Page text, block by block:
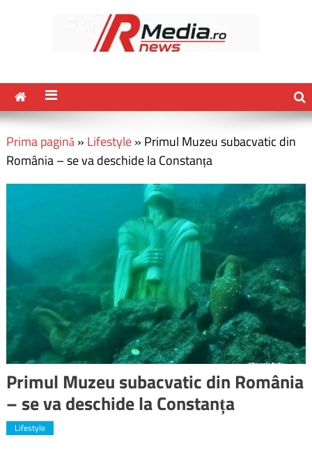
Prima pagină» Lifestyle» Primul Muzeu subacvatic din
România – se va deschide la Constanța
Primul Muzeu subacvatic din România
– se va deschide la Constanța
Lifestyle